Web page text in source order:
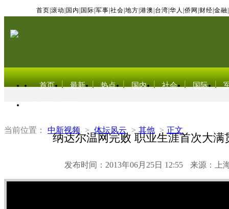
首页 滚动 国内 国际 军事 社会 地方 港澳 台湾 华人 侨网 财经 金融
首页 最新 热点 国内 社会 国际
当前位置： 中新视频 > 体坛风云 > 其他 > 正文
纳达尔温网完败 职业生涯首次大满
发布时间：2013年06月25日 12:55 来源：上